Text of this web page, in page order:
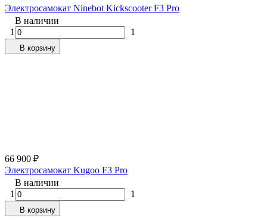
Электросамокат Ninebot Kickscooter F3 Pro
В наличии
1
1
В корзину
66 900 ₽
Электросамокат Kugoo F3 Pro
В наличии
1
1
В корзину